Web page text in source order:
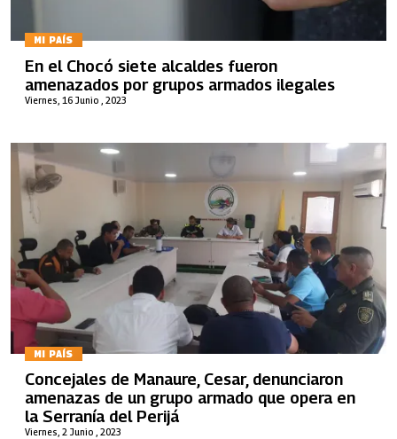
MI PAÍS
Viernes, 16 Junio , 2023
En el Chocó siete alcaldes fueron
amenazados por grupos armados ilegales
MI PAÍS
Viernes, 2 Junio , 2023
Concejales de Manaure, Cesar, denunciaron
amenazas de un grupo armado que opera en
la Serranía del Perijá